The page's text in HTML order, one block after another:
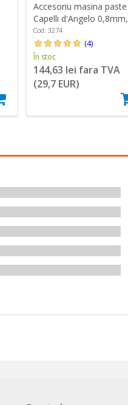
Accesoriu masina paste
Capelli d'Angelo 0,8mm,
otel, "Simplex" - Imperia
Cod: 3274
(4)
În stoc
144,63 lei fara TVA
(29,7 EUR)